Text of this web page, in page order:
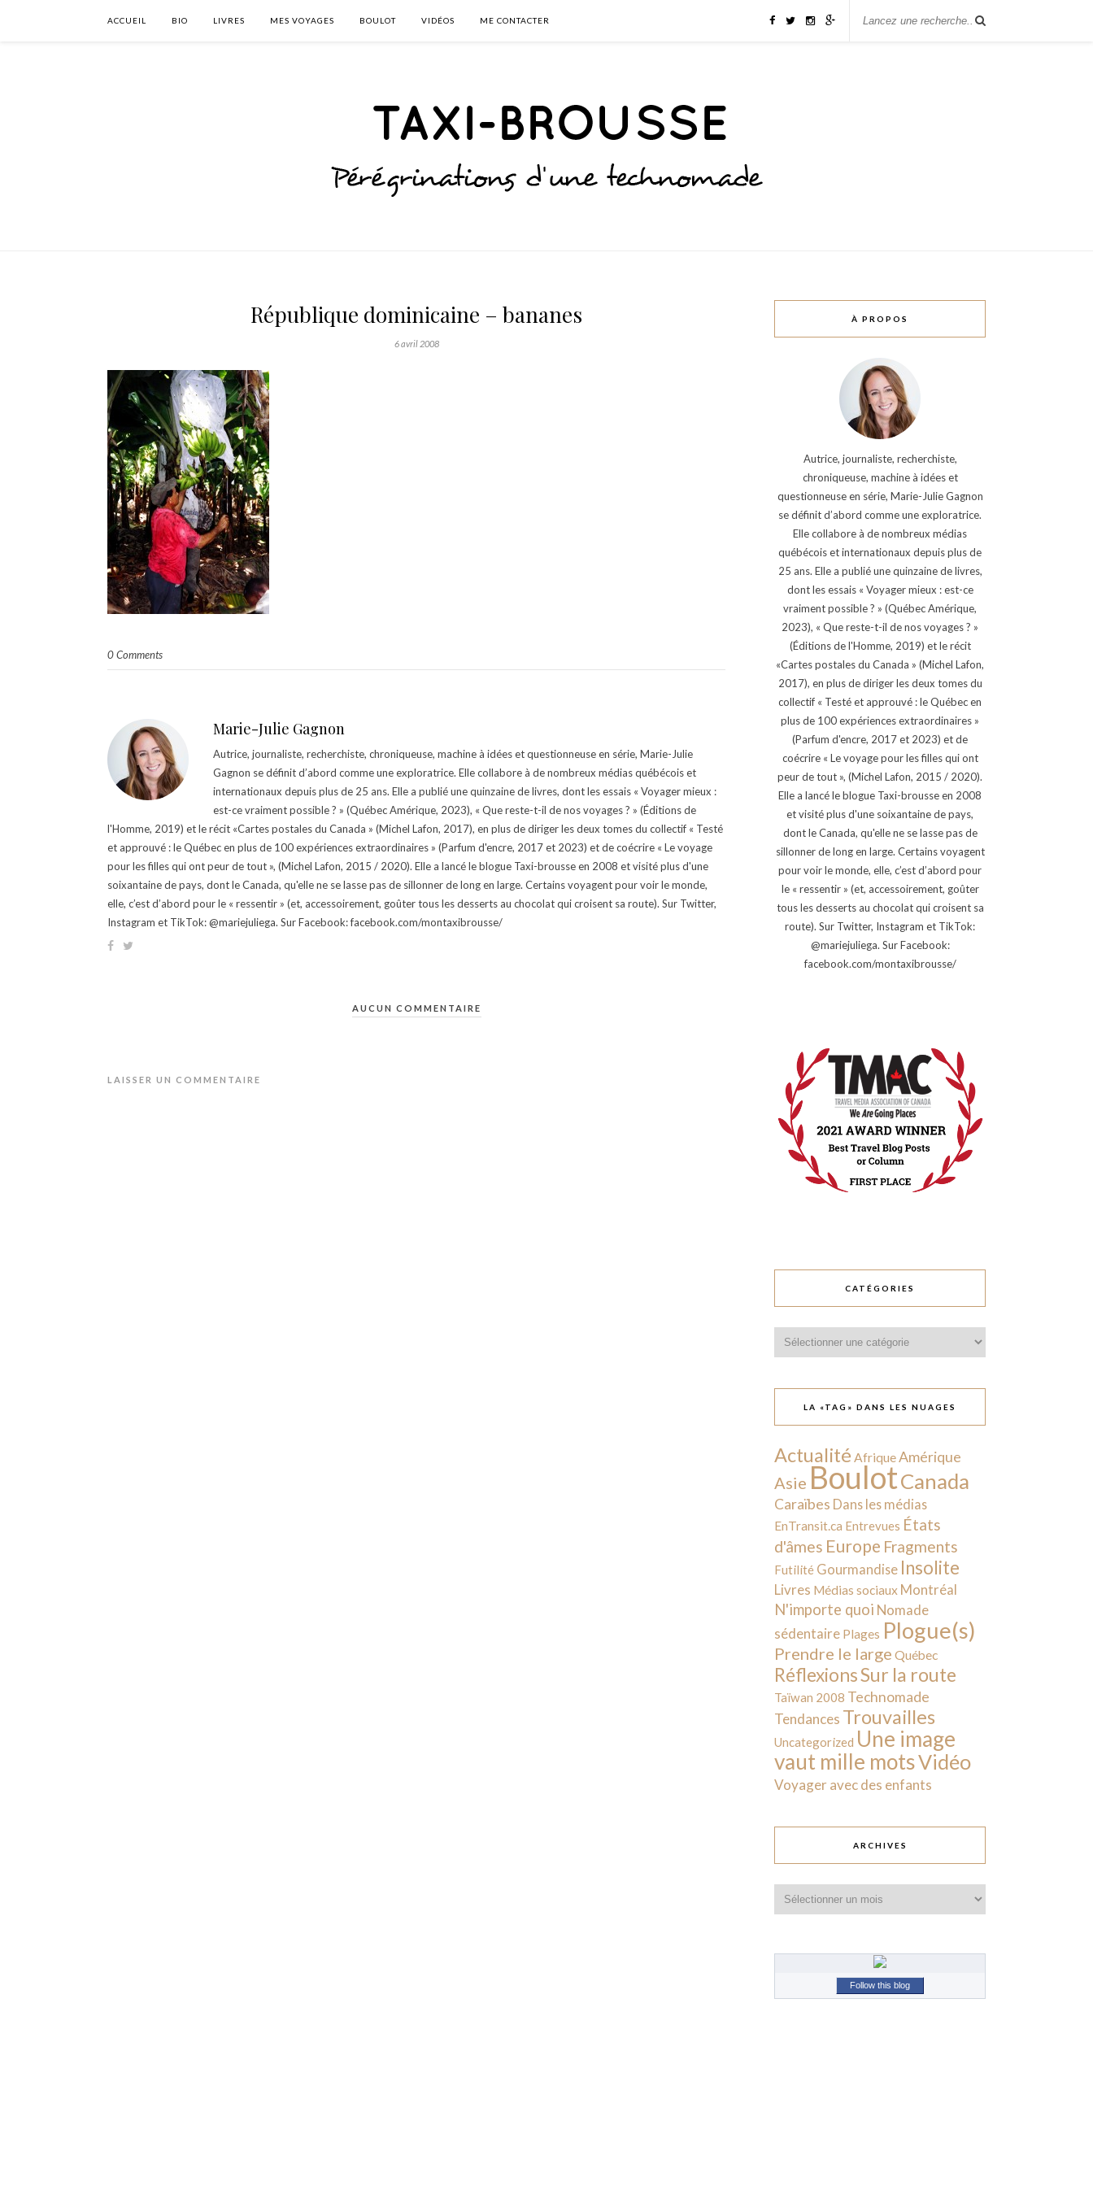
ACCUEIL BIO LIVRES MES VOYAGES BOULOT VIDÉOS ME CONTACTER
République dominicaine – bananes
6 avril 2008
0 Comments
Marie-Julie Gagnon
Autrice, journaliste, recherchiste, chroniqueuse, machine à idées et questionneuse en série, Marie-Julie
Gagnon se définit d’abord comme une exploratrice. Elle collabore à de nombreux médias québécois et
internationaux depuis plus de 25 ans. Elle a publié une quinzaine de livres, dont les essais « Voyager mieux :
est-ce vraiment possible ? » (Québec Amérique, 2023), « Que reste-t-il de nos voyages ? » (Éditions de
l'Homme, 2019) et le récit «Cartes postales du Canada » (Michel Lafon, 2017), en plus de diriger les deux tomes du collectif « Testé
et approuvé : le Québec en plus de 100 expériences extraordinaires » (Parfum d'encre, 2017 et 2023) et de coécrire « Le voyage
pour les filles qui ont peur de tout », (Michel Lafon, 2015 / 2020). Elle a lancé le blogue Taxi-brousse en 2008 et visité plus d'une
soixantaine de pays, dont le Canada, qu'elle ne se lasse pas de sillonner de long en large. Certains voyagent pour voir le monde,
elle, c’est d’abord pour le « ressentir » (et, accessoirement, goûter tous les desserts au chocolat qui croisent sa route). Sur Twitter,
Instagram et TikTok: @mariejuliega. Sur Facebook: facebook.com/montaxibrousse/
AUCUN COMMENTAIRE
LAISSER UN COMMENTAIRE
À PROPOS
Autrice, journaliste, recherchiste,
chroniqueuse, machine à idées et
questionneuse en série, Marie-Julie Gagnon
se définit d’abord comme une exploratrice.
Elle collabore à de nombreux médias
québécois et internationaux depuis plus de
25 ans. Elle a publié une quinzaine de livres,
dont les essais « Voyager mieux : est-ce
vraiment possible ? » (Québec Amérique,
2023), « Que reste-t-il de nos voyages ? »
(Éditions de l'Homme, 2019) et le récit
«Cartes postales du Canada » (Michel Lafon,
2017), en plus de diriger les deux tomes du
collectif « Testé et approuvé : le Québec en
plus de 100 expériences extraordinaires »
(Parfum d'encre, 2017 et 2023) et de
coécrire « Le voyage pour les filles qui ont
peur de tout », (Michel Lafon, 2015 / 2020).
Elle a lancé le blogue Taxi-brousse en 2008
et visité plus d'une soixantaine de pays,
dont le Canada, qu'elle ne se lasse pas de
sillonner de long en large. Certains voyagent
pour voir le monde, elle, c’est d’abord pour
le « ressentir » (et, accessoirement, goûter
tous les desserts au chocolat qui croisent sa
route). Sur Twitter, Instagram et TikTok:
@mariejuliega. Sur Facebook:
facebook.com/montaxibrousse/
CATÉGORIES
LA «TAG» DANS LES NUAGES
Actualité AfriqueAmérique
Asie BoulotCanada
Caraïbes Dans les médias
EnTransit.ca Entrevues États
d'âmes Europe Fragments
Futilité Gourmandise Insolite
Livres Médias sociaux Montréal
N'importe quoi Nomade
sédentaire Plages Plogue(s)
Prendre le large Québec
RéflexionsSur la route
Taïwan 2008 Technomade
Tendances Trouvailles
Uncategorized Une image
vaut mille motsVidéo
Voyager avec des enfants
ARCHIVES
Follow this blog